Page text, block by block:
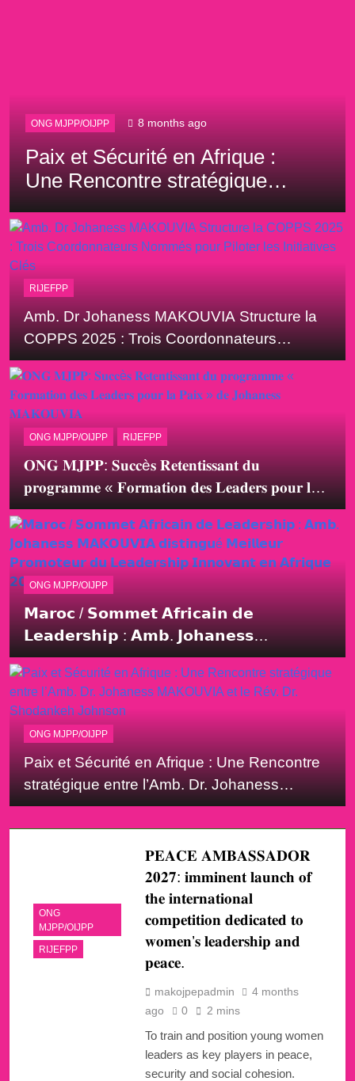
ONG MJPP/OIJPP RIJEFPP
AFRIQUE DU SUD : Amb. Dr
Johaness MAKOUVIA
Président du Conseil de
Gouvernance de l’OPPASEC
invité d’honneur et
Conférencier à la Urban Agri
World Summit 2025 à Durban
RIJEFPP
Amb. Dr Johaness MAKOUVIA Structure la
COPPS 2025 : Trois Coordonnateurs
Nommés pour Piloter les Initiatives Clés
ONG MJPP/OIJPP RIJEFPP
𝐎𝐍𝐆 𝐌𝐉𝐏𝐏: 𝐒𝐮𝐜𝐜è𝐬 𝐑𝐞𝐭𝐞𝐧𝐭𝐢𝐬𝐬𝐚𝐧𝐭 𝐝𝐮
𝐩𝐫𝐨𝐠𝐫𝐚𝐦𝐦𝐞 « 𝐅𝐨𝐫𝐦𝐚𝐭𝐢𝐨𝐧 𝐝𝐞𝐬 𝐋𝐞𝐚𝐝𝐞𝐫𝐬 𝐩𝐨𝐮𝐫 𝐥𝐚
𝐏𝐚𝐢𝐱 » 𝐝𝐞 𝐉𝐨𝐡𝐚𝐧𝐞𝐬𝐬 𝐌𝐀𝐊𝐎𝐔𝐕𝐈𝐀
ONG MJPP/OIJPP
𝗠𝗮𝗿𝗼𝗰 / 𝗦𝗼𝗺𝗺𝗲𝘁 𝗔𝗳𝗿𝗶𝗰𝗮𝗶𝗻 𝗱𝗲
𝗟𝗲𝗮𝗱𝗲𝗿𝘀𝗵𝗶𝗽 : 𝗔𝗺𝗯. 𝗝𝗼𝗵𝗮𝗻𝗲𝘀𝘀
𝗠𝗔𝗞𝗢𝗨𝗩𝗜𝗔 𝗱𝗶𝘀𝘁𝗶𝗻𝗴𝘂é 𝗠𝗲𝗶𝗹𝗹𝗲𝘂𝗿
𝗣𝗿𝗼𝗺𝗼𝘁𝗲𝘂𝗿 𝗱𝘂 𝗟𝗲𝗮𝗱𝗲𝗿𝘀𝗵𝗶𝗽 𝗜𝗻𝗻𝗼𝘃𝗮𝗻𝘁
𝗲𝗻 𝗔𝗳𝗿𝗶𝗾𝘂𝗲 𝟮𝟬𝟮𝟰
ONG MJPP/OIJPP
Paix et Sécurité en Afrique : Une Rencontre
stratégique entre l’Amb. Dr. Johaness
MAKOUVIA et le Rév. Dr. Shodankeh
Johnson
ONG
MJPP/OIJPP
RIJEFPP
𝐏𝐄𝐀𝐂𝐄 𝐀𝐌𝐁𝐀𝐒𝐒𝐀𝐃𝐎𝐑
𝟐𝟎𝟐𝟕: 𝐢𝐦𝐦𝐢𝐧𝐞𝐧𝐭 𝐥𝐚𝐮𝐧𝐜𝐡 𝐨𝐟
𝐭𝐡𝐞 𝐢𝐧𝐭𝐞𝐫𝐧𝐚𝐭𝐢𝐨𝐧𝐚𝐥
𝐜𝐨𝐦𝐩𝐞𝐭𝐢𝐭𝐢𝐨𝐧 𝐝𝐞𝐝𝐢𝐜𝐚𝐭𝐞𝐝 𝐭𝐨
𝐰𝐨𝐦𝐞𝐧’𝐬 𝐥𝐞𝐚𝐝𝐞𝐫𝐬𝐡𝐢𝐩 𝐚𝐧𝐝
𝐩𝐞𝐚𝐜𝐞.
makojpepadmin
4 months
ago
0 2 mins
To train and position young women
leaders as key players in peace,
security and social cohesion.